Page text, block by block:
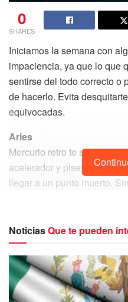
0
SHARES
Iniciamos la semana con
impaciencia, ya que lo que
sentirse del todo correcto o
de hacerlo. Evita
equivocadas.
Aries
Mercurio retro te sigue
acelerador y pises el freno.
llegar a un punto muerto.
ideas ameritan seguir en tu
segunda mitad del año.
Tauro
Es probable que la
con algunos baches. No
NoticiasQue te pueden